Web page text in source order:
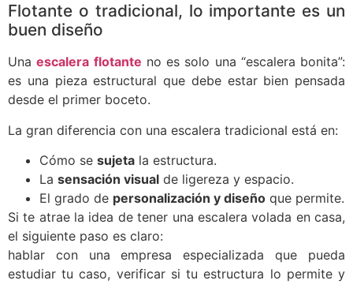
Flotante o tradicional, lo importante es un
buen diseño
Unaescalera flotante no es solo una “escalera bonita”:
es una pieza estructural que debe estar bien pensada
desde el primer boceto.
La gran diferencia con una escalera tradicional está en:
Cómo se sujeta la estructura.
La sensación visual de ligereza y espacio.
El grado de personalización y diseño que permite.
Si te atrae la idea de tener una escalera volada en casa,
el siguiente paso es claro:
hablar con una empresa especializada que pueda
estudiar tu caso, verificar si tu estructura lo permite y